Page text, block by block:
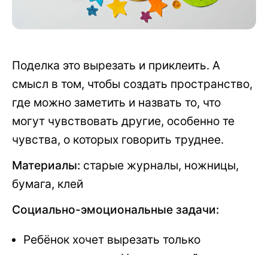
Поделка это вырезать и приклеить. А
смысл в том, чтобы создать пространство,
где можно заметить и назвать то, что
могут чувствовать другие, особенно те
чувства, о которых говорить труднее.
Материалы: старые журналы, ножницы,
бумага, клей
Социально-эмоциональные задачи:
Ребёнок хочет вырезать только